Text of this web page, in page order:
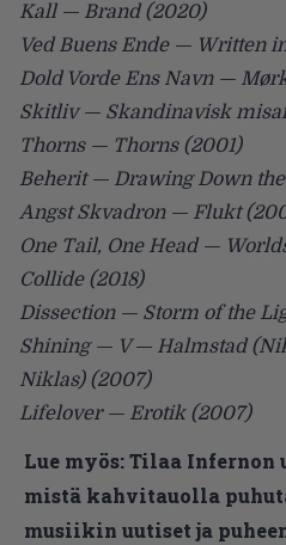
Kall — Brand (2020)
Ved Buens Ende — Written
Dold Vorde Ens Navn —
Skitliv — Skandinavisk
Thorns — Thorns (2001)
Beherit — Drawing Down the
Angst Skvadron — Flukt
One Tail, One Head —
Collide (2018)
Dissection — Storm of the
Shining — V — Halmstad
Niklas) (2007)
Lifelover — Erotik (2007)
Lue myös:Tilaa Infernon
mistä kahvitauolla
musiikin uutiset ja